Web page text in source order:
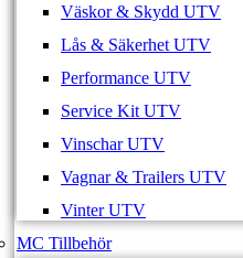
Väskor & Skydd UTV
Lås & Säkerhet UTV
Performance UTV
Service Kit UTV
Vinschar UTV
Vagnar & Trailers UTV
Vinter UTV
MC Tillbehör